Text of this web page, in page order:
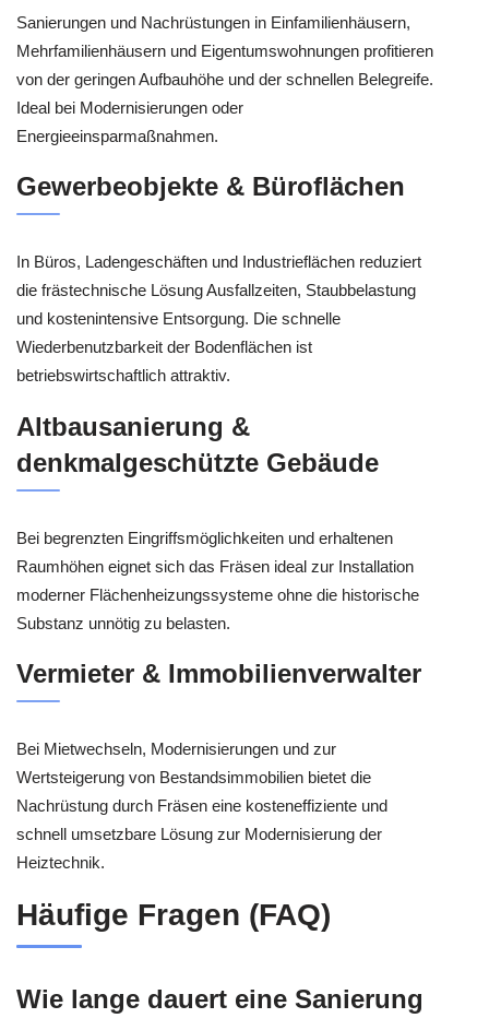
Sanierungen und Nachrüstungen in Einfamilienhäusern,
Mehrfamilienhäusern und Eigentumswohnungen profitieren
von der geringen Aufbauhöhe und der schnellen Belegreife.
Ideal bei Modernisierungen oder
Energieeinsparmaßnahmen.
Gewerbeobjekte & Büroflächen
In Büros, Ladengeschäften und Industrieflächen reduziert
die frästechnische Lösung Ausfallzeiten, Staubbelastung
und kostenintensive Entsorgung. Die schnelle
Wiederbenutzbarkeit der Bodenflächen ist
betriebswirtschaftlich attraktiv.
Altbausanierung &
denkmalgeschützte Gebäude
Bei begrenzten Eingriffsmöglichkeiten und erhaltenen
Raumhöhen eignet sich das Fräsen ideal zur Installation
moderner Flächenheizungssysteme ohne die historische
Substanz unnötig zu belasten.
Vermieter & Immobilienverwalter
Bei Mietwechseln, Modernisierungen und zur
Wertsteigerung von Bestandsimmobilien bietet die
Nachrüstung durch Fräsen eine kosteneffiziente und
schnell umsetzbare Lösung zur Modernisierung der
Heiztechnik.
Häufige Fragen (FAQ)
Wie lange dauert eine Sanierung